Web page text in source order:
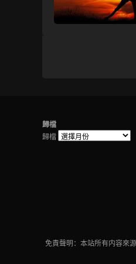
歸檔
歸檔
免責聲明：本站所有内容來